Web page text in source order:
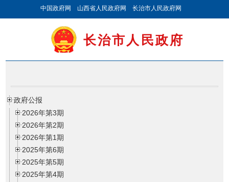
中国政府网 山西省人民政府网 长治市人民政府网
长治市人民政府
政府公报
2026年第3期
2026年第2期
2026年第1期
2025年第6期
2025年第5期
2025年第4期